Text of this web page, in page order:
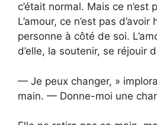
c’était normal. Mais ce n’est
L’amour, ce n’est pas
personne à côté de soi.
d’elle, la soutenir, se réjouir
— Je peux changer, »
main. — Donne-moi une